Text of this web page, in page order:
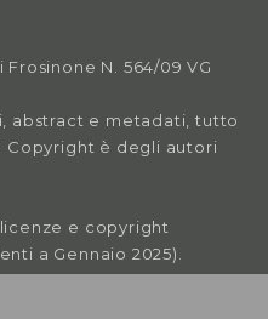
N. 564/09 VG
abstract e metadati, tutto
è degli autori
e copyright
a Gennaio 2025).